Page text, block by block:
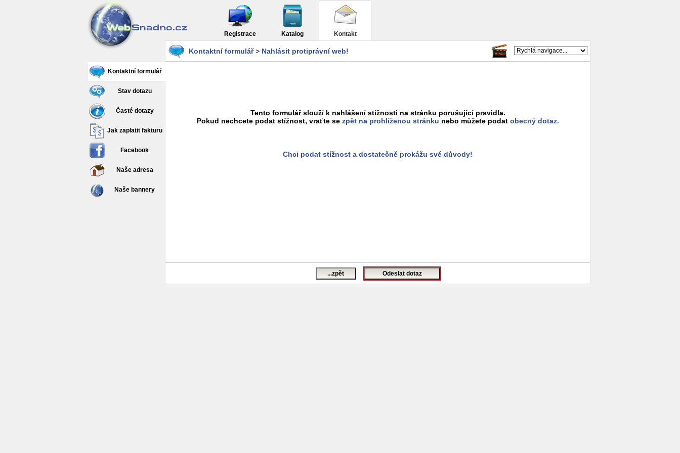
Registrace Katalog Kontakt
Kontaktní formulář
Stav dotazu
Časté dotazy
Jak zaplatit fakturu
Facebook
Naše adresa
Naše bannery
Kontaktní formulář> Nahlásit protiprávní web!
Tento formulář slouží k nahlášení stížnosti na stránku porušující pravidla.
Pokud nechcete podat stížnost, vraťte se zpět na prohlíženou stránku nebo můžete podat obecný dotaz.
Chci podat stížnost a dostatečně prokážu své důvody!